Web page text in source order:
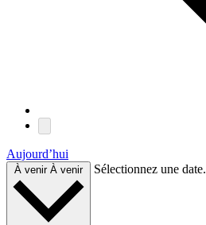
Aujourd’hui
À venir À venir Sélectionnez une date.